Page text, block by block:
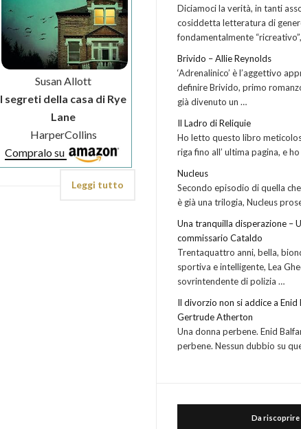
Susan Allott
I segreti della casa di Rye
Lane
HarperCollins
Compralo su
Leggi tutto
Diciamoci la verità, in tanti
cosiddetta letteratura di
fondamentalmente
Brivido – Allie Reynolds
‘Adrenalinico’ è l’aggettivo
definire Brivido, primo
già divenuto un …
Il Ladro di Reliquie
Ho letto questo libro
riga fino all’ ultima pagina, e
Nucleus
Secondo episodio di quella
è già una trilogia, Nucleus
Una tranquilla disperazione –
commissario Cataldo
Trentaquattro anni, bella,
sportiva e intelligente, Lea
sovrintendente di polizia …
Il divorzio non si addice a Enid
Gertrude Atherton
Una donna perbene. Enid
perbene. Nessun dubbio su
Da riscoprire